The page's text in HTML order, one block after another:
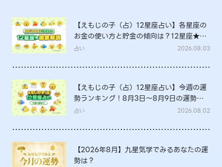
【えもじの子（占）12星座占い】各星座の
お金の使い方と貯金の傾向は？12星座★徹
底解説
占い 2026.08.03
【えもじの子（占）12星座占い】今週の運
勢ランキング！8月3日～8月9日の運勢
は？
占い 2026.08.02
【2026年8月】九星気学でみるあなたの運
勢は？